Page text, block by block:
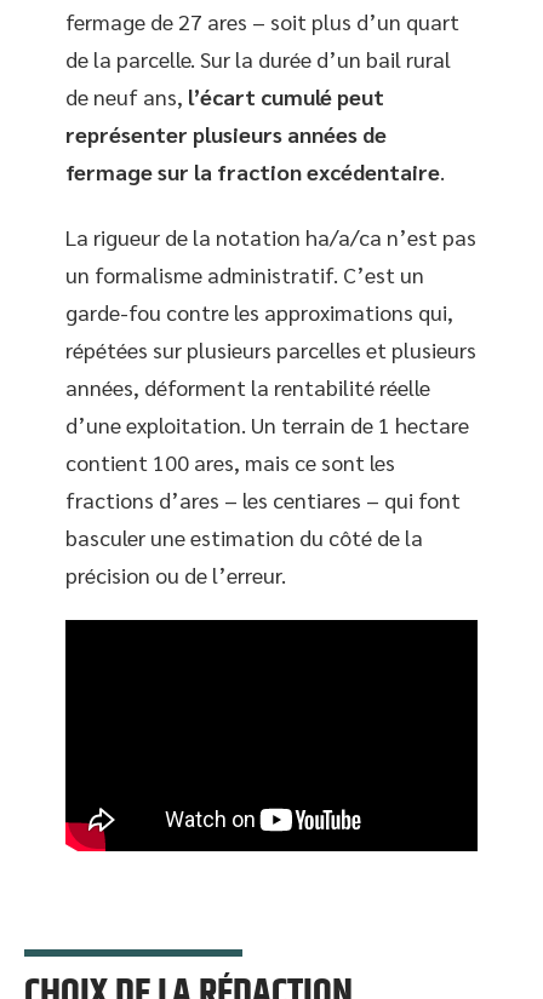
fermage de 27 ares – soit plus d’un quart
de la parcelle. Sur la durée d’un bail rural
de neuf ans, l’écart cumulé peut
représenter plusieurs années de
fermage sur la fraction excédentaire.
La rigueur de la notation ha/a/ca n’est pas
un formalisme administratif. C’est un
garde-fou contre les approximations qui,
répétées sur plusieurs parcelles et plusieurs
années, déforment la rentabilité réelle
d’une exploitation. Un terrain de 1 hectare
contient 100 ares, mais ce sont les
fractions d’ares – les centiares – qui font
basculer une estimation du côté de la
précision ou de l’erreur.